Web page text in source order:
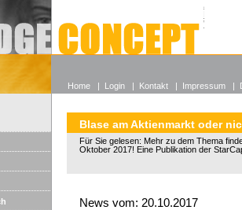
Alle
Wieso
Blase am Aktienmarkt oder
Für Sie gelesen: Mehr zu dem Thema
Oktober 2017! Eine Publikation der
News vom: 20.10.2017
Home | Login | Kontakt | Impressum |